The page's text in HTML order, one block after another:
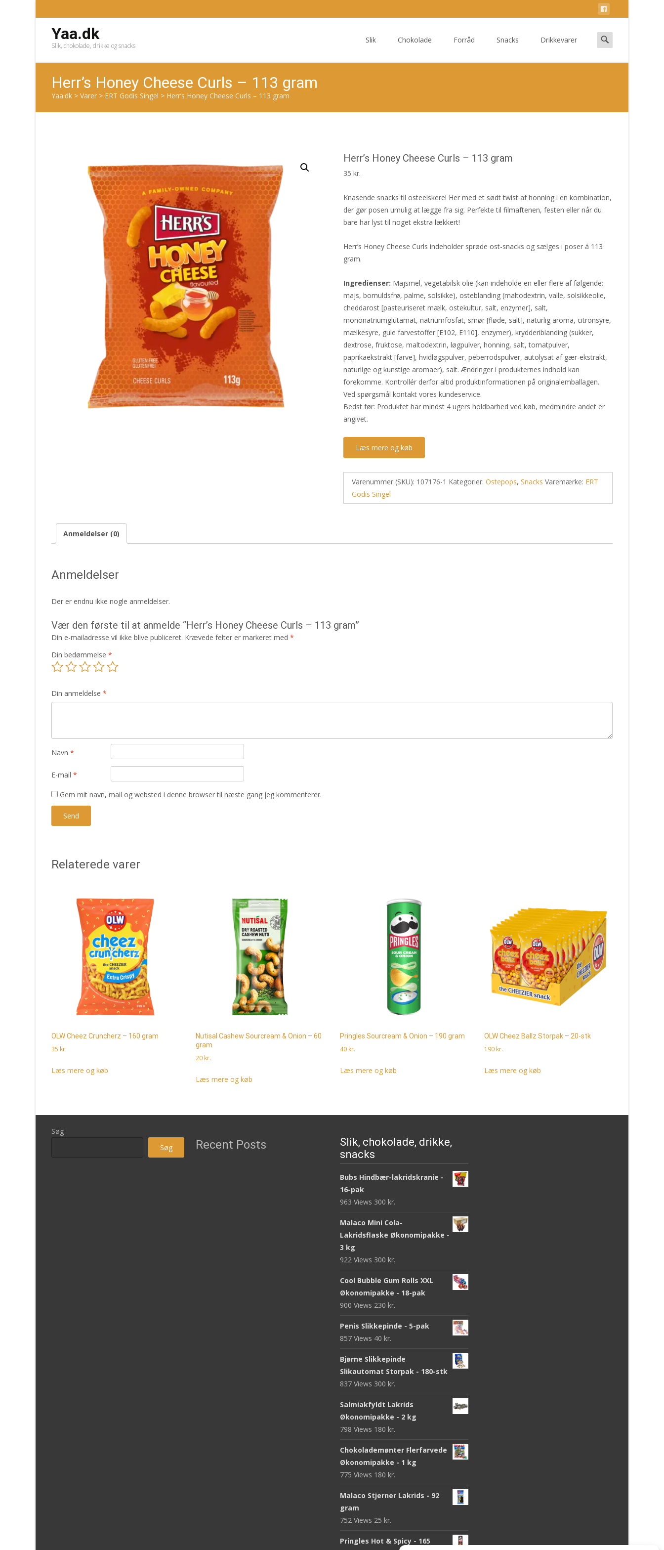
Yaa.dk
Slik, chokolade, drikke og snacks
Slik Chokolade Forråd Snacks Drikkevarer
Search
for:
Herr’s Honey Cheese Curls – 113 gram
Yaa.dk > Varer > ERT Godis Singel > Herr’s Honey Cheese Curls – 113 gram
Herr’s Honey Cheese Curls – 113 gram
35 kr.
Knasende snacks til osteelskere! Her med et sødt twist af honning i en kombination,
der gør posen umulig at lægge fra sig. Perfekte til filmaftenen, festen eller når du
bare har lyst til noget ekstra lækkert!
Herr’s Honey Cheese Curls indeholder sprøde ost-snacks og sælges i poser á 113
gram.
Ingredienser: Majsmel, vegetabilsk olie (kan indeholde en eller flere af følgende:
majs, bomuldsfrø, palme, solsikke), osteblanding (maltodextrin, valle, solsikkeolie,
cheddarost [pasteuriseret mælk, ostekultur, salt, enzymer], salt,
mononatriumglutamat, natriumfosfat, smør [fløde, salt], naturlig aroma, citronsyre,
mælkesyre, gule farvestoffer [E102, E110], enzymer), krydderiblanding (sukker,
dextrose, fruktose, maltodextrin, løgpulver, honning, salt, tomatpulver,
paprikaekstrakt [farve], hvidløgspulver, peberrodspulver, autolysat af gær-ekstrakt,
naturlige og kunstige aromaer), salt. Ændringer i produkternes indhold kan
forekomme. Kontrollér derfor altid produktinformationen på originalemballagen.
Ved spørgsmål kontakt vores kundeservice.
Bedst før: Produktet har mindst 4 ugers holdbarhed ved køb, medmindre andet er
angivet.
Læs mere og køb
Varenummer (SKU): 107176-1 Kategorier: Ostepops, Snacks Varemærke: ERT
Godis Singel
Anmeldelser (0)
Anmeldelser
Der er endnu ikke nogle anmeldelser.
Vær den første til at anmelde “Herr’s Honey Cheese Curls – 113 gram”
Din e-mailadresse vil ikke blive publiceret. Krævede felter er markeret med *
Din bedømmelse *
Din anmeldelse *
Navn *
E-mail *
Gem mit navn, mail og websted i denne browser til næste gang jeg kommenterer.
Relaterede varer
OLW Cheez Cruncherz – 160 gram
35 kr.
Læs mere og køb
Nutisal Cashew Sourcream & Onion – 60
gram
20 kr.
Læs mere og køb
Pringles Sourcream & Onion – 190 gram
40 kr.
Læs mere og køb
OLW Cheez Ballz Storpak – 20-stk
190 kr.
Læs mere og køb
Søg
Søg
Recent Posts
Slik, chokolade, drikke,
snacks
Bubs Hindbær-lakridskranie -
16-pak
963 Views 300 kr.
Malaco Mini Cola-
Lakridsflaske Økonomipakke -
3 kg
922 Views 300 kr.
Cool Bubble Gum Rolls XXL
Økonomipakke - 18-pak
900 Views 230 kr.
Penis Slikkepinde - 5-pak
857 Views 40 kr.
Bjørne Slikkepinde
Slikautomat Storpak - 180-stk
837 Views 300 kr.
Salmiakfyldt Lakrids
Økonomipakke - 2 kg
798 Views 180 kr.
Chokolademønter Flerfarvede
Økonomipakke - 1 kg
775 Views 180 kr.
Malaco Stjerner Lakrids - 92
gram
752 Views 25 kr.
Pringles Hot & Spicy - 165